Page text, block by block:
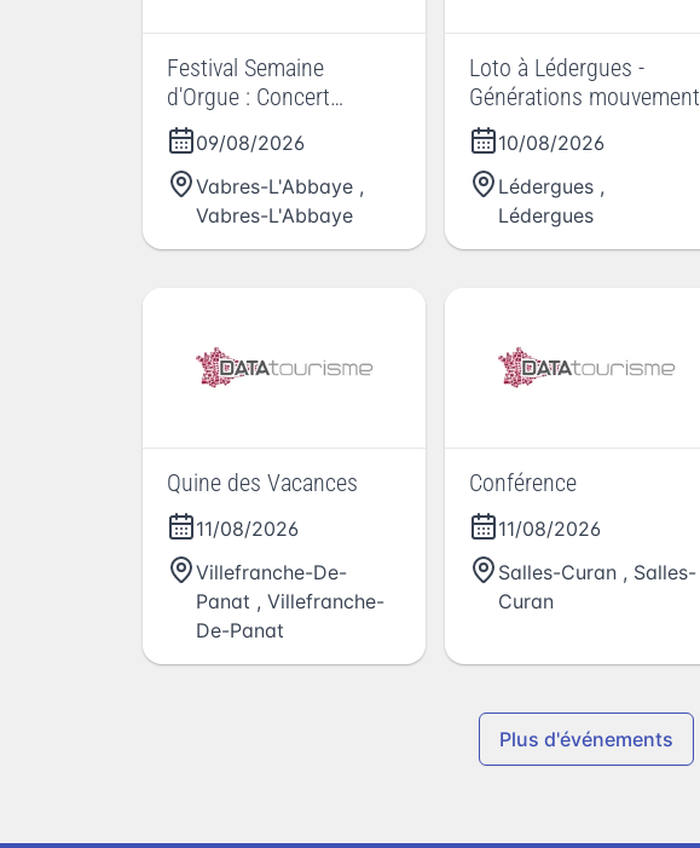
Festival Semaine
d'Orgue : Concert
d'ouverture STABAT
MATER Delphine Megret
/ Marc Pontus
09/08/2026
Vabres-L'Abbaye ,
Vabres-L'Abbaye
Loto à Lédergues -
Générations mouvement
10/08/2026
Lédergues ,
Lédergues
Quine des Vacances
11/08/2026
Villefranche-De-
Panat , Villefranche-
De-Panat
Conférence
11/08/2026
Salles-Curan , Salles-
Curan
Plus d'événements